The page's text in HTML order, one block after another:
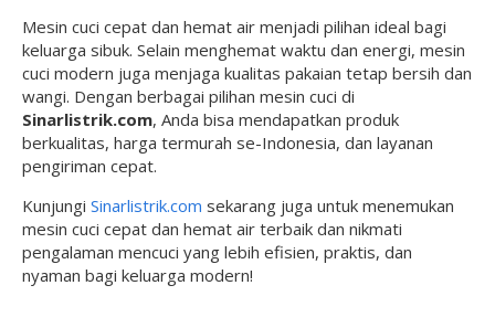
Mesin cuci cepat dan hemat air menjadi pilihan ideal bagi
keluarga sibuk. Selain menghemat waktu dan energi, mesin
cuci modern juga menjaga kualitas pakaian tetap bersih dan
wangi. Dengan berbagai pilihan mesin cuci di
Sinarlistrik.com, Anda bisa mendapatkan produk
berkualitas, harga termurah se-Indonesia, dan layanan
pengiriman cepat.
Kunjungi Sinarlistrik.com sekarang juga untuk menemukan
mesin cuci cepat dan hemat air terbaik dan nikmati
pengalaman mencuci yang lebih efisien, praktis, dan
nyaman bagi keluarga modern!